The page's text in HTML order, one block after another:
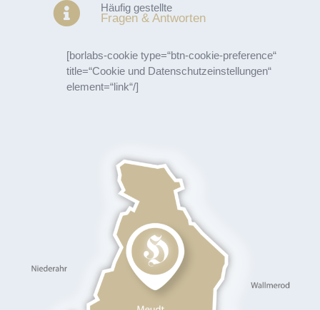
Häufig gestellte
Fragen & Antworten
[borlabs-cookie type=“btn-cookie-preference“
title=“Cookie und Datenschutzeinstellungen“
element=“link“/]